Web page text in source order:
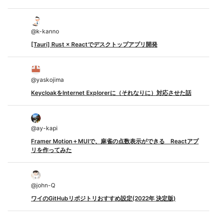
@k-kanno
[Tauri] Rust × Reactでデスクトップアプリ開発
@yaskojima
KeycloakをInternet Explorerに（それなりに）対応させた話
@ay-kapi
Framer Motion＋MUIで、麻雀の点数表示ができる Reactアプ
リを作ってみた
@john-Q
ワイのGitHubリポジトリおすすめ設定(2022年 決定版)